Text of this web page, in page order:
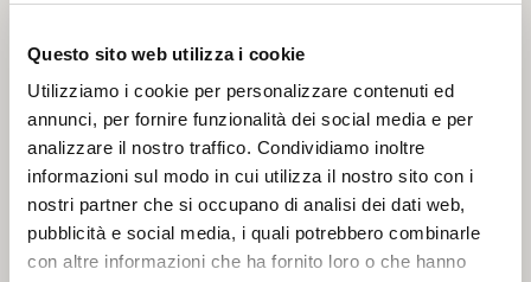
Questo sito web utilizza i cookie
Utilizziamo i cookie per personalizzare contenuti ed
annunci, per fornire funzionalità dei social media e per
analizzare il nostro traffico. Condividiamo inoltre
informazioni sul modo in cui utilizza il nostro sito con i
nostri partner che si occupano di analisi dei dati web,
pubblicità e social media, i quali potrebbero combinarle
con altre informazioni che ha fornito loro o che hanno
Nome *
Cognome *